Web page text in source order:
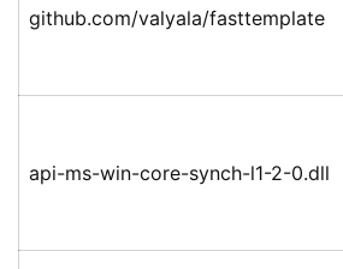
github.com/valyala/fasttemplate
api-ms-win-core-synch-l1-2-0.dll